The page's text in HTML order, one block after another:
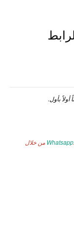
بأول.
Whatsapp من خلال